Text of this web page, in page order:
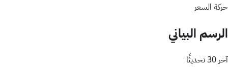
حركة السعر
الرسم البياني
آخر 30 تحديثًا